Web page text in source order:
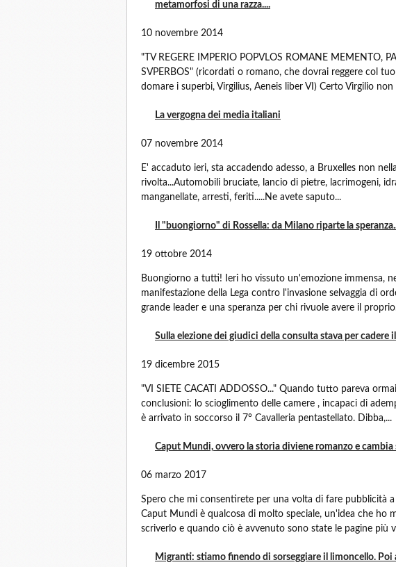
metamorfosi di una razza....
10 novembre 2014
"TV REGERE IMPERIO POPVLOS ROMANE MEMENTO,
SVPERBOS" (ricordati o romano, che dovrai reggere col
domare i superbi, Virgilius, Aeneis liber VI) Certo Virgilio
La vergogna dei media italiani
07 novembre 2014
E' accaduto ieri, sta accadendo adesso, a Bruxelles non
rivolta...Automobili bruciate, lancio di pietre, lacrimogeni,
manganellate, arresti, feriti.....Ne avete saputo...
Il "buongiorno" di Rossella: da Milano riparte la
19 ottobre 2014
Buongiorno a tutti! Ieri ho vissuto un'emozione immensa,
manifestazione della Lega contro l'invasione selvaggia di
grande leader e una speranza per chi rivuole avere il
Sulla elezione dei giudici della consulta stava per cadere
19 dicembre 2015
"VI SIETE CACATI ADDOSSO..." Quando tutto pareva
conclusioni: lo scioglimento delle camere , incapaci di
è arrivato in soccorso il 7° Cavalleria pentastellato. Dibba,...
Caput Mundi, ovvero la storia diviene romanzo e cambia
06 marzo 2017
Spero che mi consentirete per una volta di fare pubblicità
Caput Mundi è qualcosa di molto speciale, un'idea che ho
scriverlo e quando ciò è avvenuto sono state le pagine più
Migranti: stiamo finendo di sorseggiare il limoncello. Poi